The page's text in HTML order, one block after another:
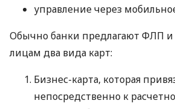
управление через
Обычно банки предлагают ФЛП
лицам два вида карт:
Бизнес-карта, которая
непосредственно к